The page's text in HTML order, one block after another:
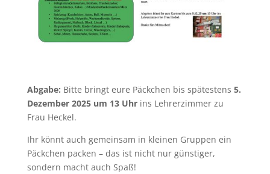
Abgabe: Bitte bringt eure Päckchen bis spätestens 5.
Dezember 2025 um 13 Uhrins Lehrerzimmer zu
Frau Heckel.
Ihr könnt auch gemeinsam in kleinen Gruppen ein
Päckchen packen – das ist nicht nur günstiger,
sondern macht auch Spaß!